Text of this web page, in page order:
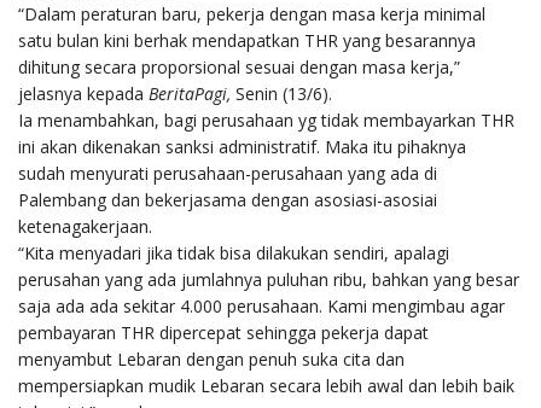
“Dalam peraturan baru, pekerja dengan masa kerja minimal
satu bulan kini berhak mendapatkan THR yang besarannya
dihitung secara proporsional sesuai dengan masa kerja,”
jelasnya kepada BeritaPagi, Senin (13/6).
Ia menambahkan, bagi perusahaan yg tidak membayarkan THR
ini akan dikenakan sanksi administratif. Maka itu pihaknya
sudah menyurati perusahaan-perusahaan yang ada di
Palembang dan bekerjasama dengan asosiasi-asosiai
ketenagakerjaan.
“Kita menyadari jika tidak bisa dilakukan sendiri, apalagi
perusahan yang ada jumlahnya puluhan ribu, bahkan yang besar
saja ada ada sekitar 4.000 perusahaan. Kami mengimbau agar
pembayaran THR dipercepat sehingga pekerja dapat
menyambut Lebaran dengan penuh suka cita dan
mempersiapkan mudik Lebaran secara lebih awal dan lebih baik